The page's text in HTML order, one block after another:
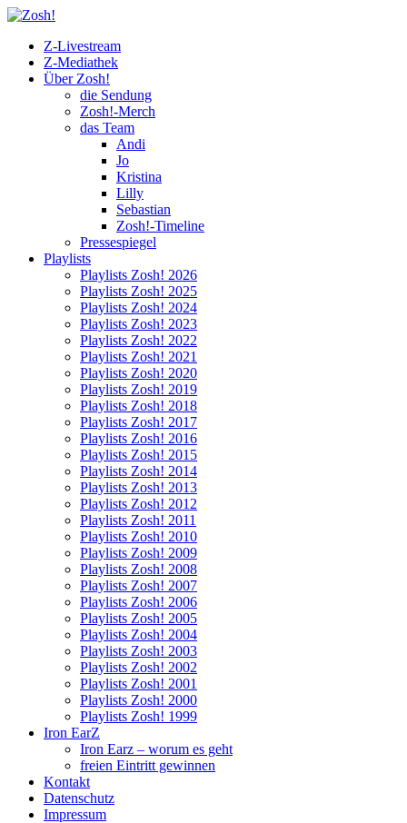
Z-Livestream
Z-Mediathek
Über Zosh!
die Sendung
Zosh!-Merch
das Team
Andi
Jo
Kristina
Lilly
Sebastian
Zosh!-Timeline
Pressespiegel
Playlists
Playlists Zosh! 2026
Playlists Zosh! 2025
Playlists Zosh! 2024
Playlists Zosh! 2023
Playlists Zosh! 2022
Playlists Zosh! 2021
Playlists Zosh! 2020
Playlists Zosh! 2019
Playlists Zosh! 2018
Playlists Zosh! 2017
Playlists Zosh! 2016
Playlists Zosh! 2015
Playlists Zosh! 2014
Playlists Zosh! 2013
Playlists Zosh! 2012
Playlists Zosh! 2011
Playlists Zosh! 2010
Playlists Zosh! 2009
Playlists Zosh! 2008
Playlists Zosh! 2007
Playlists Zosh! 2006
Playlists Zosh! 2005
Playlists Zosh! 2004
Playlists Zosh! 2003
Playlists Zosh! 2002
Playlists Zosh! 2001
Playlists Zosh! 2000
Playlists Zosh! 1999
Iron EarZ
Iron Earz – worum es geht
freien Eintritt gewinnen
Kontakt
Datenschutz
Impressum